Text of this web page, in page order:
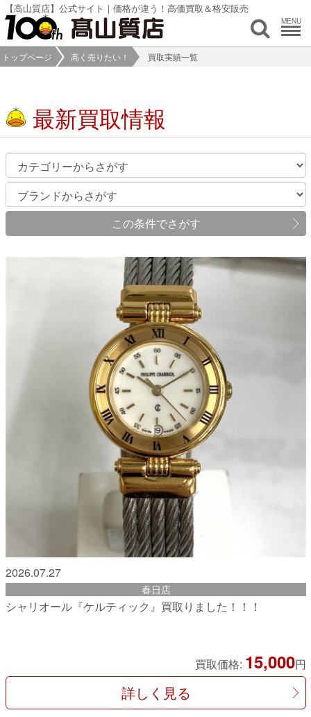
【高山質店】公式サイト｜価格が違う！高価買取＆格安販売
MENU
トップページ 高く売りたい！ 買取実績一覧
最新買取情報
この条件でさがす
2026.07.27
春日店
シャリオール『ケルティック』買取りました！！！
買取価格: 15,000円
詳しく見る